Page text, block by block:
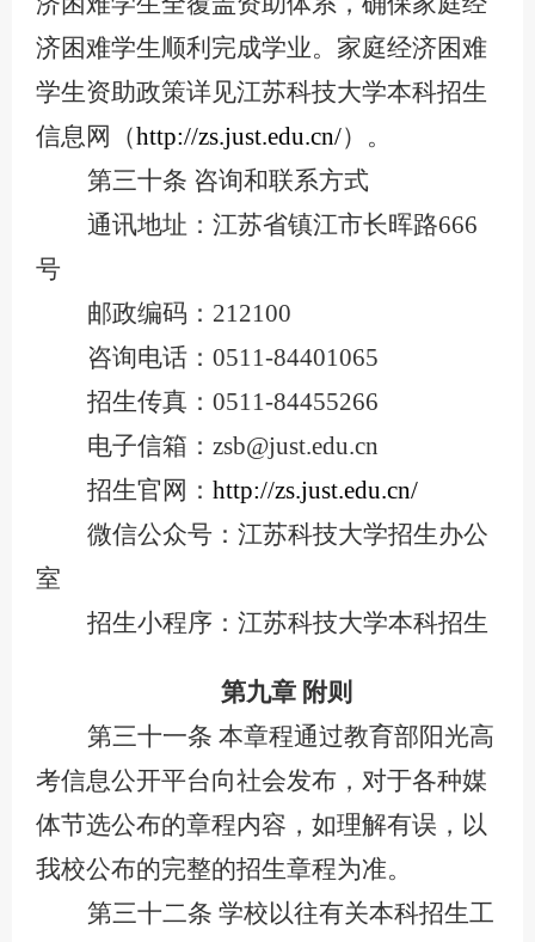
济困难学生顺利完成学业。家庭经济困难
学生资助政策详见江苏科技大学本科招生
信息网（http://zs.just.edu.cn/）。
第三十条 咨询和联系方式
通讯地址：江苏省镇江市长晖路666
号
邮政编码： 212100
咨询电话： 0511-84401065
招生传真： 0511-84455266
电子信箱： zsb@just.edu.cn
招生官网： http://zs.just.edu.cn/
微信公众号：江苏科技大学招生办公
室
招生小程序：江苏科技大学本科招生
第九章 附则
第三十一条 本章程通过教育部阳光高
考信息公开平台向社会发布，对于各种媒
体节选公布的章程内容，如理解有误，以
我校公布的完整的招生章程为准。
第三十二条 学校以往有关本科招生工